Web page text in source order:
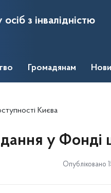
з інвалідністю
Громадянам
Києва
у Фонді
Опубліковано